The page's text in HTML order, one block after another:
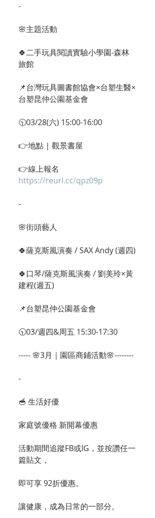
-
🌸主題活動
🍀二手玩具閱讀實驗小學園-森林
旅館
📌台灣玩具圖書館協會×台塑生醫×
台塑昆仲公園基金會
🕥03/28(六) 15:00-16:00
👉地點 | 觀景書屋
👉線上報名
https://reurl.cc/qpz09p
-
🌸街頭藝人
🍀薩克斯風演奏 / SAX Andy (週四)
🍀口琴/薩克斯風演奏 / 劉美玲×黃
建程(週五)
📌台塑昆仲公園基金會
🕥03/週四&周五 15:30-17:30
----- 🌸3月｜園區商鋪活動🌸--------
-
🥣 生活好優
家庭號優格 新開幕優惠
活動期間追蹤FB或IG，並按讚任一
篇貼文，
即可享 92折優惠。
讓健康，成為日常的一部分。